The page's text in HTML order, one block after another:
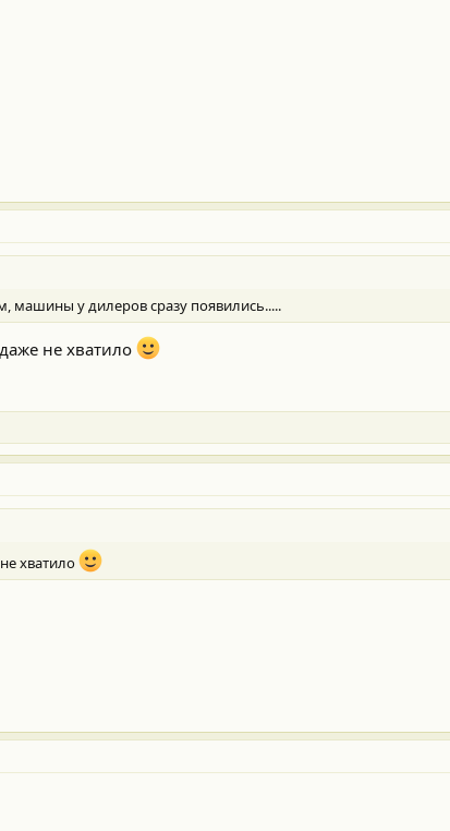
машины у дилеров сразу появились.....
не хватило
хватило